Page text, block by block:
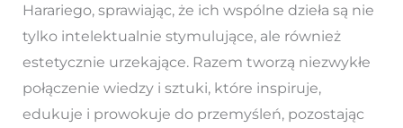
Harariego, sprawiając, że ich wspólne dzieła są nie
tylko intelektualnie stymulujące, ale również
estetycznie urzekające. Razem tworzą niezwykłe
połączenie wiedzy i sztuki, które inspiruje,
edukuje i prowokuje do przemyśleń, pozostając